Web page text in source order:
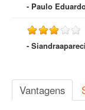
- Paulo
-
Vantagens